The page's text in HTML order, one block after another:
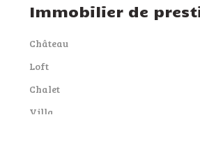
Immobilier de
Château
Loft
Chalet
Villa